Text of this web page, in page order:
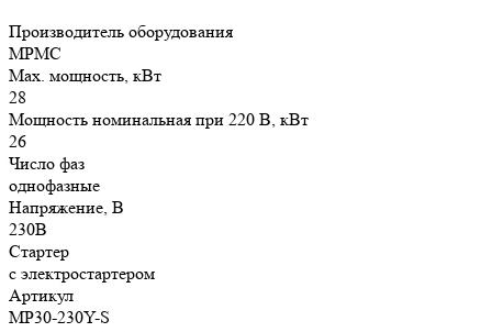
Производитель оборудования
MPMC
Max. мощность, кВт
28
Мощность номинальная при 220 В, кВт
26
Число фаз
однофазные
Напряжение, В
230В
Стартер
с электростартером
Артикул
MP30-230Y-S